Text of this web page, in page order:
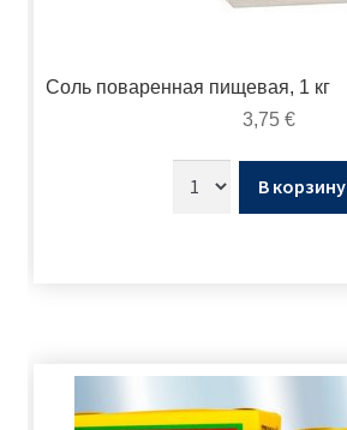
Соль поваренная пищевая, 1 кг
3,75 €
В корзину